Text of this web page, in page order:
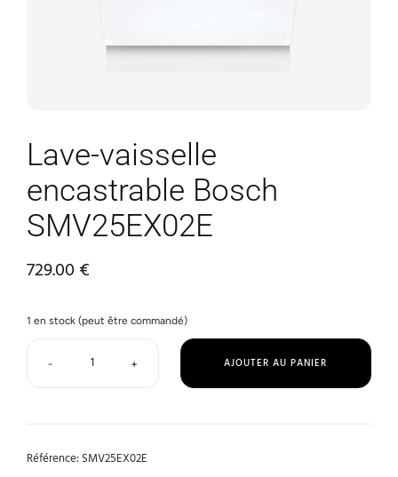
Lave-vaisselle
encastrable Bosch
SMV25EX02E
729.00 €
1 en stock (peut être commandé)
+
- AJOUTER AU PANIER
Référence:SMV25EX02E